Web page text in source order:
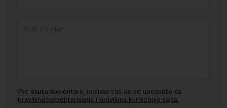
Pre slanja komentara, molimo vas da se upoznate sa
pravilima komentarisanja i pravilima korišćenja sajta.